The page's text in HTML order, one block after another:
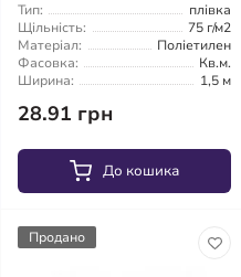
Тип:
плівка
Щільність:
75 г/м2
Матеріал:
Поліетилен
Фасовка:
Кв.м.
Ширина:
1,5 м
28.91 грн
До кошика
Продано